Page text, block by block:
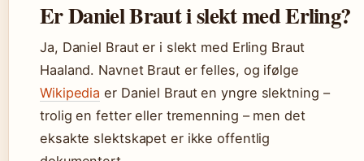
Er Daniel Braut i slekt med Erling?
Ja, Daniel Braut er i slekt med Erling Braut
Haaland. Navnet Braut er felles, og ifølge
Wikipedia er Daniel Braut en yngre slektning –
trolig en fetter eller tremenning – men det
eksakte slektskapet er ikke offentlig